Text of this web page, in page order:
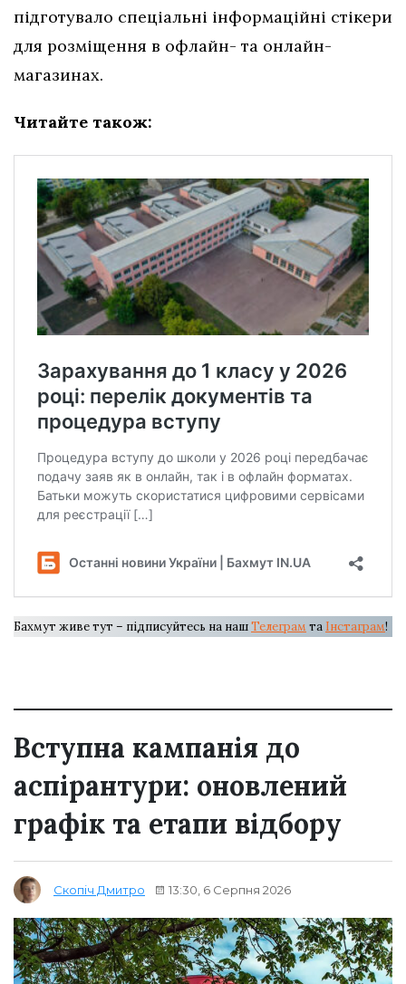
підготувало спеціальні інформаційні стікери
для розміщення в офлайн- та онлайн-
магазинах.
Читайте також:
Бахмут живе тут – підписуйтесь на нашТелеграм та Інстаграм!
Вступна кампанія до
аспірантури: оновлений
графік та етапи відбору
Скопіч Дмитро 13:30, 6 Серпня 2026